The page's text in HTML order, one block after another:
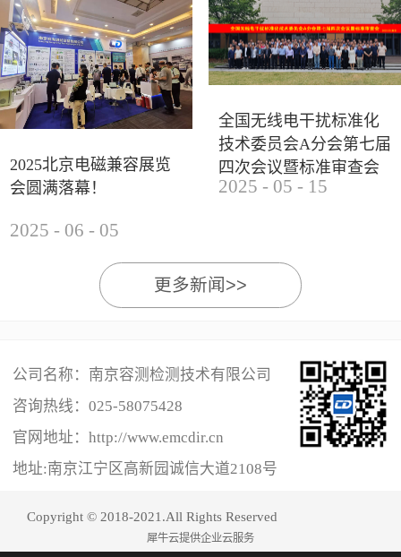
研讨及产品展示等多种形式，深入交流行业见解，踊
跃探索合作空间，为电磁兼容领域的高质量发展汇聚
了新动能。产品展示展会现场，公司展示了...
2025北京电磁兼容展览
会圆满落幕！
2025 - 06 - 05
全国无线电干扰标准化
技术委员会A分会第七届
四次会议暨标准审查会
成功举办
2025 - 05 - 15
更多新闻>>
公司名称：南京容测检测技术有限公司
咨询热线： 025-58075428
官网地址：http://www.emcdir.cn
地址:南京江宁区高新园诚信大道2108号
Copyright © 2018-2021.All Rights Reserved
犀牛云提供企业云服务